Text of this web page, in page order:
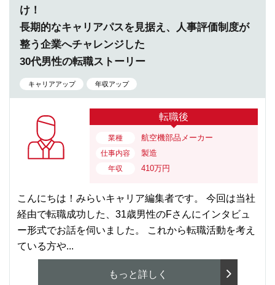
け！
長期的なキャリアパスを見据え、人事評価制度が
整う企業へチャレンジした
30代男性の転職ストーリー
キャリアアップ 年収アップ
転職後
業種 航空機部品メーカー
仕事内容 製造
年収 410万円
こんにちは！みらいキャリア編集者です。 今回は当社
経由で転職成功した、31歳男性のFさんにインタビュ
ー形式でお話を伺いました。 これから転職活動を考え
ている方や...
もっと詳しく